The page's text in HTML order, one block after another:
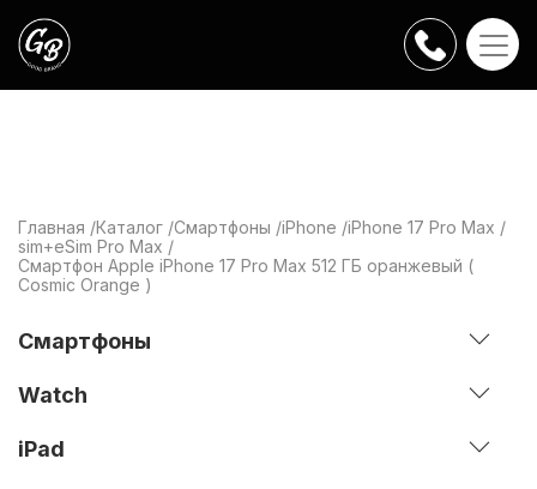
Главная Каталог Смартфоны iPhone iPhone 17 Pro Max
sim+eSim Pro Max
Смартфон Apple iPhone 17 Pro Max 512 ГБ оранжевый (
Cosmic Orange )
Смартфоны
Watch
iPad